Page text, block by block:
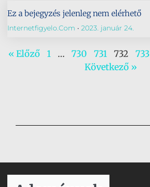
Ez a bejegyzés jelenleg nem elérhető
Internetfigyelo.com 2023. január 24.
« Előző 1 … 730 731 732 733
Következő »